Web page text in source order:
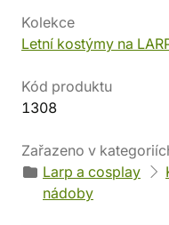
Kolekce
Letní kostýmy na
Kód produktu
1308
Zařazeno v
Larp a cosplay
nádoby